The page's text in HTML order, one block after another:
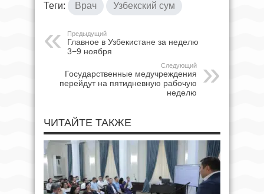
Теги: Врач Узбекский сум
Предыдущий
Главное в Узбекистане за неделю
3−9 ноября
Следующий
Государственные медучреждения
перейдут на пятидневную рабочую
неделю
ЧИТАЙТЕ ТАКЖЕ